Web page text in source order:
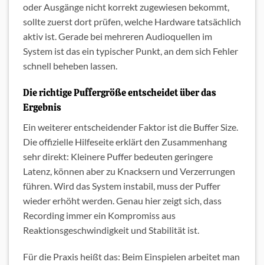
oder Ausgänge nicht korrekt zugewiesen bekommt,
sollte zuerst dort prüfen, welche Hardware tatsächlich
aktiv ist. Gerade bei mehreren Audioquellen im
System ist das ein typischer Punkt, an dem sich Fehler
schnell beheben lassen.
Die richtige Puffergröße entscheidet über das
Ergebnis
Ein weiterer entscheidender Faktor ist die Buffer Size.
Die offizielle Hilfeseite erklärt den Zusammenhang
sehr direkt: Kleinere Puffer bedeuten geringere
Latenz, können aber zu Knacksern und Verzerrungen
führen. Wird das System instabil, muss der Puffer
wieder erhöht werden. Genau hier zeigt sich, dass
Recording immer ein Kompromiss aus
Reaktionsgeschwindigkeit und Stabilität ist.
Für die Praxis heißt das: Beim Einspielen arbeitet man